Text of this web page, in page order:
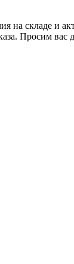
на складе и
Просим